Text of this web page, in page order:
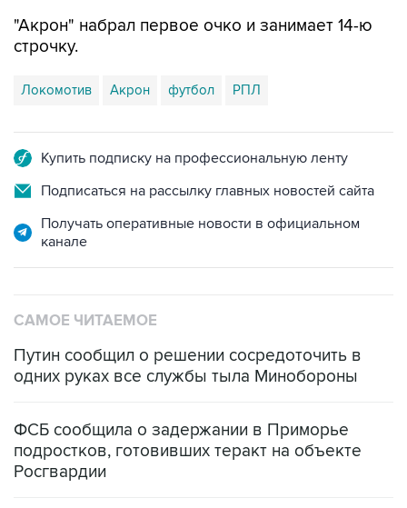
"Акрон" набрал первое очко и занимает 14-ю
строчку.
Локомотив Акрон футбол РПЛ
Купить подписку на профессиональную ленту
Подписаться на рассылку главных новостей сайта
Получать оперативные новости в официальном
канале
САМОЕ ЧИТАЕМОЕ
Путин сообщил о решении сосредоточить в
одних руках все службы тыла Минобороны
ФСБ сообщила о задержании в Приморье
подростков, готовивших теракт на объекте
Росгвардии